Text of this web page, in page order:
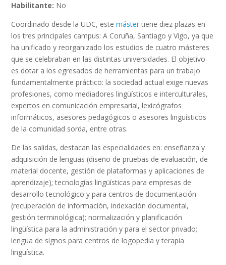
Habilitante: No
Coordinado desde la UDC, estemástertiene diez plazas en
los tres principales campus: A Coruña, Santiago y Vigo, ya que
ha unificado y reorganizado los estudios de cuatro másteres
que se celebraban en las distintas universidades. El objetivo
es dotar a los egresados de herramientas para un trabajo
fundamentalmente práctico: la sociedad actual exige nuevas
profesiones, como mediadores lingüísticos e interculturales,
expertos en comunicación empresarial, lexicógrafos
informáticos, asesores pedagógicos o asesores lingüísticos
de la comunidad sorda, entre otras.
De las salidas, destacan las especialidades en: enseñanza y
adquisición de lenguas (diseño de pruebas de evaluación, de
material docente, gestión de plataformas y aplicaciones de
aprendizaje); tecnologías lingüísticas para empresas de
desarrollo tecnológico y para centros de documentación
(recuperación de información, indexación documental,
gestión terminológica); normalización y planificación
lingüística para la administración y para el sector privado;
lengua de signos para centros de logopedia y terapia
lingüística.